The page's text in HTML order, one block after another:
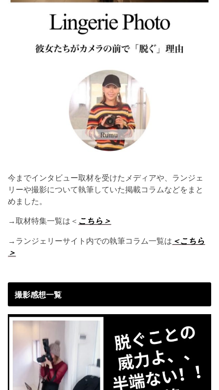
今までインタビュー取材を受けたメディアや、ランジェ
リーや撮影について執筆していた掲載コラムなどをまと
めました。
→取材特集一覧は＜ こちら＞
→ランジェリーサイト内での執筆コラム一覧は ＜こちら
＞
撮影感想一覧